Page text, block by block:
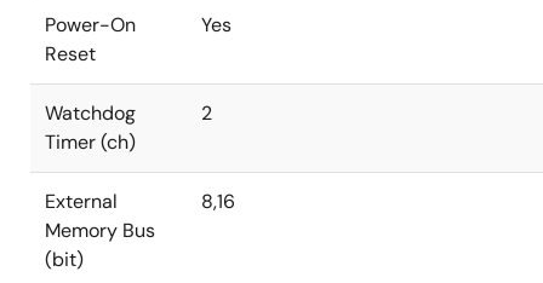
Power-On
Reset
Yes
Watchdog
Timer (ch)
2
External
Memory Bus
(bit)
8,16